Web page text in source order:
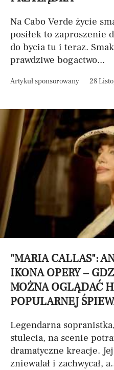
Na Cabo Verde życie
posiłek to zaproszenie
do bycia tu i teraz.
prawdziwe bogactwo...
Artykuł sponsorowany 28
"MARIA CALLAS":
IKONA OPERY –
MOŻNA OGLĄDAĆ
POPULARNEJ
Legendarna
stulecia, na scenie
dramatyczne kreacje.
zniewalał i zachwycał,